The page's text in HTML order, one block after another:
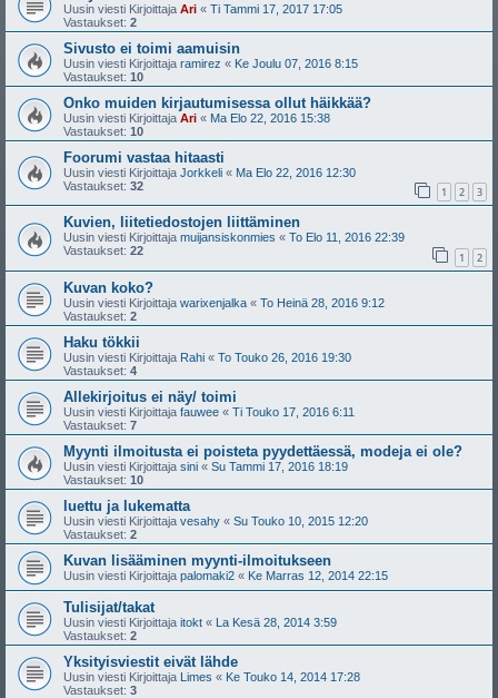
Uusin viesti Kirjoittaja Ari « Ti Tammi 17, 2017 17:05
Vastaukset: 2
Sivusto ei toimi aamuisin
Uusin viesti Kirjoittaja ramirez « Ke Joulu 07, 2016 8:15
Vastaukset: 10
Onko muiden kirjautumisessa ollut häikkää?
Uusin viesti Kirjoittaja Ari « Ma Elo 22, 2016 15:38
Vastaukset: 10
Foorumi vastaa hitaasti
Uusin viesti Kirjoittaja Jorkkeli « Ma Elo 22, 2016 12:30
Vastaukset: 32 1 2 3
Kuvien, liitetiedostojen liittäminen
Uusin viesti Kirjoittaja muijansiskonmies « To Elo 11, 2016 22:39
Vastaukset: 22 1 2
Kuvan koko?
Uusin viesti Kirjoittaja warixenjalka « To Heinä 28, 2016 9:12
Vastaukset: 2
Haku tökkii
Uusin viesti Kirjoittaja Rahi « To Touko 26, 2016 19:30
Vastaukset: 4
Allekirjoitus ei näy/ toimi
Uusin viesti Kirjoittaja fauwee « Ti Touko 17, 2016 6:11
Vastaukset: 7
Myynti ilmoitusta ei poisteta pyydettäessä, modeja ei ole?
Uusin viesti Kirjoittaja sini « Su Tammi 17, 2016 18:19
Vastaukset: 10
luettu ja lukematta
Uusin viesti Kirjoittaja vesahy « Su Touko 10, 2015 12:20
Vastaukset: 2
Kuvan lisääminen myynti-ilmoitukseen
Uusin viesti Kirjoittaja palomaki2 « Ke Marras 12, 2014 22:15
Tulisijat/takat
Uusin viesti Kirjoittaja itokt « La Kesä 28, 2014 3:59
Vastaukset: 2
Yksityisviestit eivät lähde
Uusin viesti Kirjoittaja Limes « Ke Touko 14, 2014 17:28
Vastaukset: 3